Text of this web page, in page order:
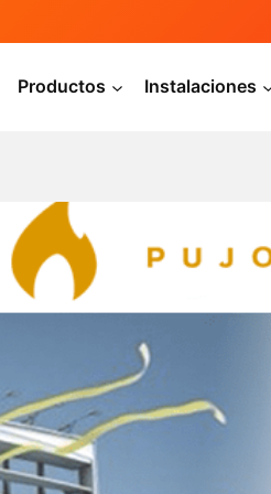
Productos Instalaciones